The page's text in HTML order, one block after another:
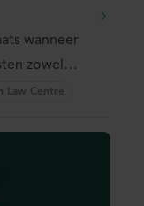
wanneer
zowel
Law Centre